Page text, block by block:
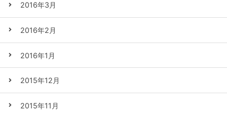
2016年3月
2016年2月
2016年1月
2015年12月
2015年11月